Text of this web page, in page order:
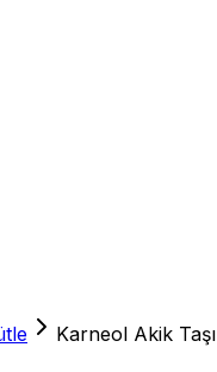
Karneol Akik Taşı